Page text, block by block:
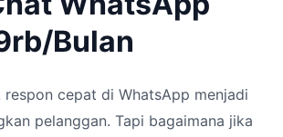
Bulan
cepat di WhatsApp menjadi
pelanggan. Tapi bagaimana jika